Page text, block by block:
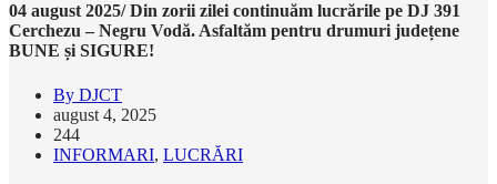
04 august 2025/ Din zorii zilei continuăm lucrările pe DJ 391
Cerchezu – Negru Vodă. Asfaltăm pentru drumuri județene
BUNE și SIGURE!
By DJCT
august 4, 2025
244
INFORMARI, LUCRĂRI